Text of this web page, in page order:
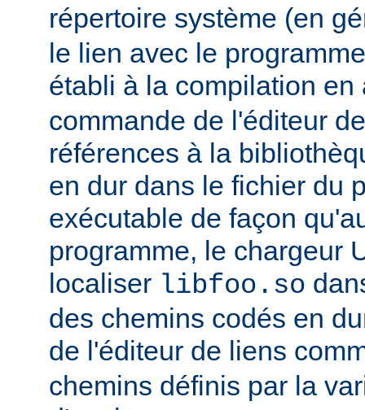
répertoire système (en
le lien avec le
établi à la compilation
commande de l'éditeur
références à la
en dur dans le fichier du
exécutable de façon
programme, le chargeur
localiser libfoo.so
des chemins codés en
de l'éditeur de liens
chemins définis par la